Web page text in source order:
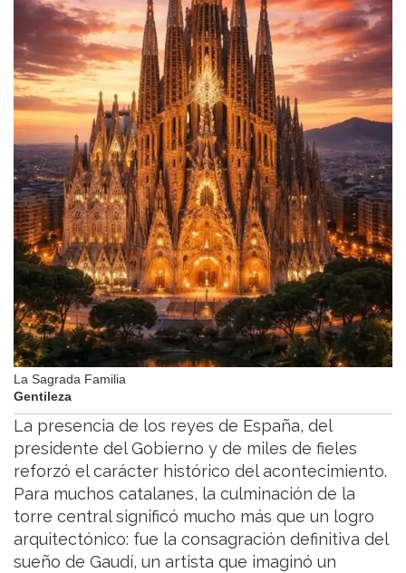
La Sagrada Familia
Gentileza
La presencia de los reyes de España, del
presidente del Gobierno y de miles de fieles
reforzó el carácter histórico del acontecimiento.
Para muchos catalanes, la culminación de la
torre central significó mucho más que un logro
arquitectónico: fue la consagración definitiva del
sueño de Gaudí, un artista que imaginó un